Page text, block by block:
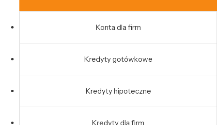
Konta dla firm
Kredyty gotówkowe
Kredyty hipoteczne
Kredyty dla firm